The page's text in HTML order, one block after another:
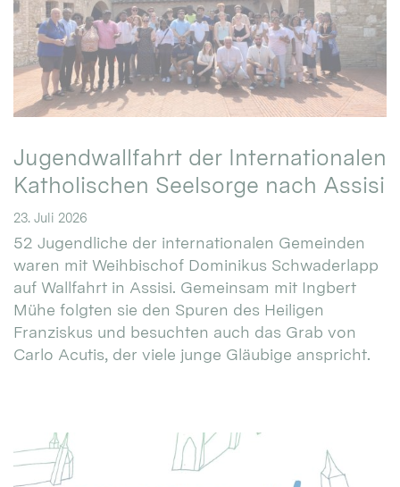
Jugendwallfahrt der Internationalen
Katholischen Seelsorge nach Assisi
23. Juli 2026
52 Jugendliche der internationalen Gemeinden
waren mit Weihbischof Dominikus Schwaderlapp
auf Wallfahrt in Assisi. Gemeinsam mit Ingbert
Mühe folgten sie den Spuren des Heiligen
Franziskus und besuchten auch das Grab von
Carlo Acutis, der viele junge Gläubige anspricht.